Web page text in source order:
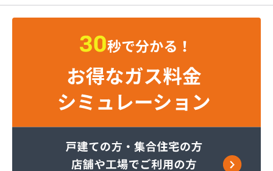
業所
グッドライフサーラ関東(株) 神奈川支店 青葉営
くみあい商事(株)
セントラル石油瓦斯(株) 横須賀支店
トモプロ(株) 横浜営業所
ニイミ石油ガス
ひょっとこや(有)ノムラ